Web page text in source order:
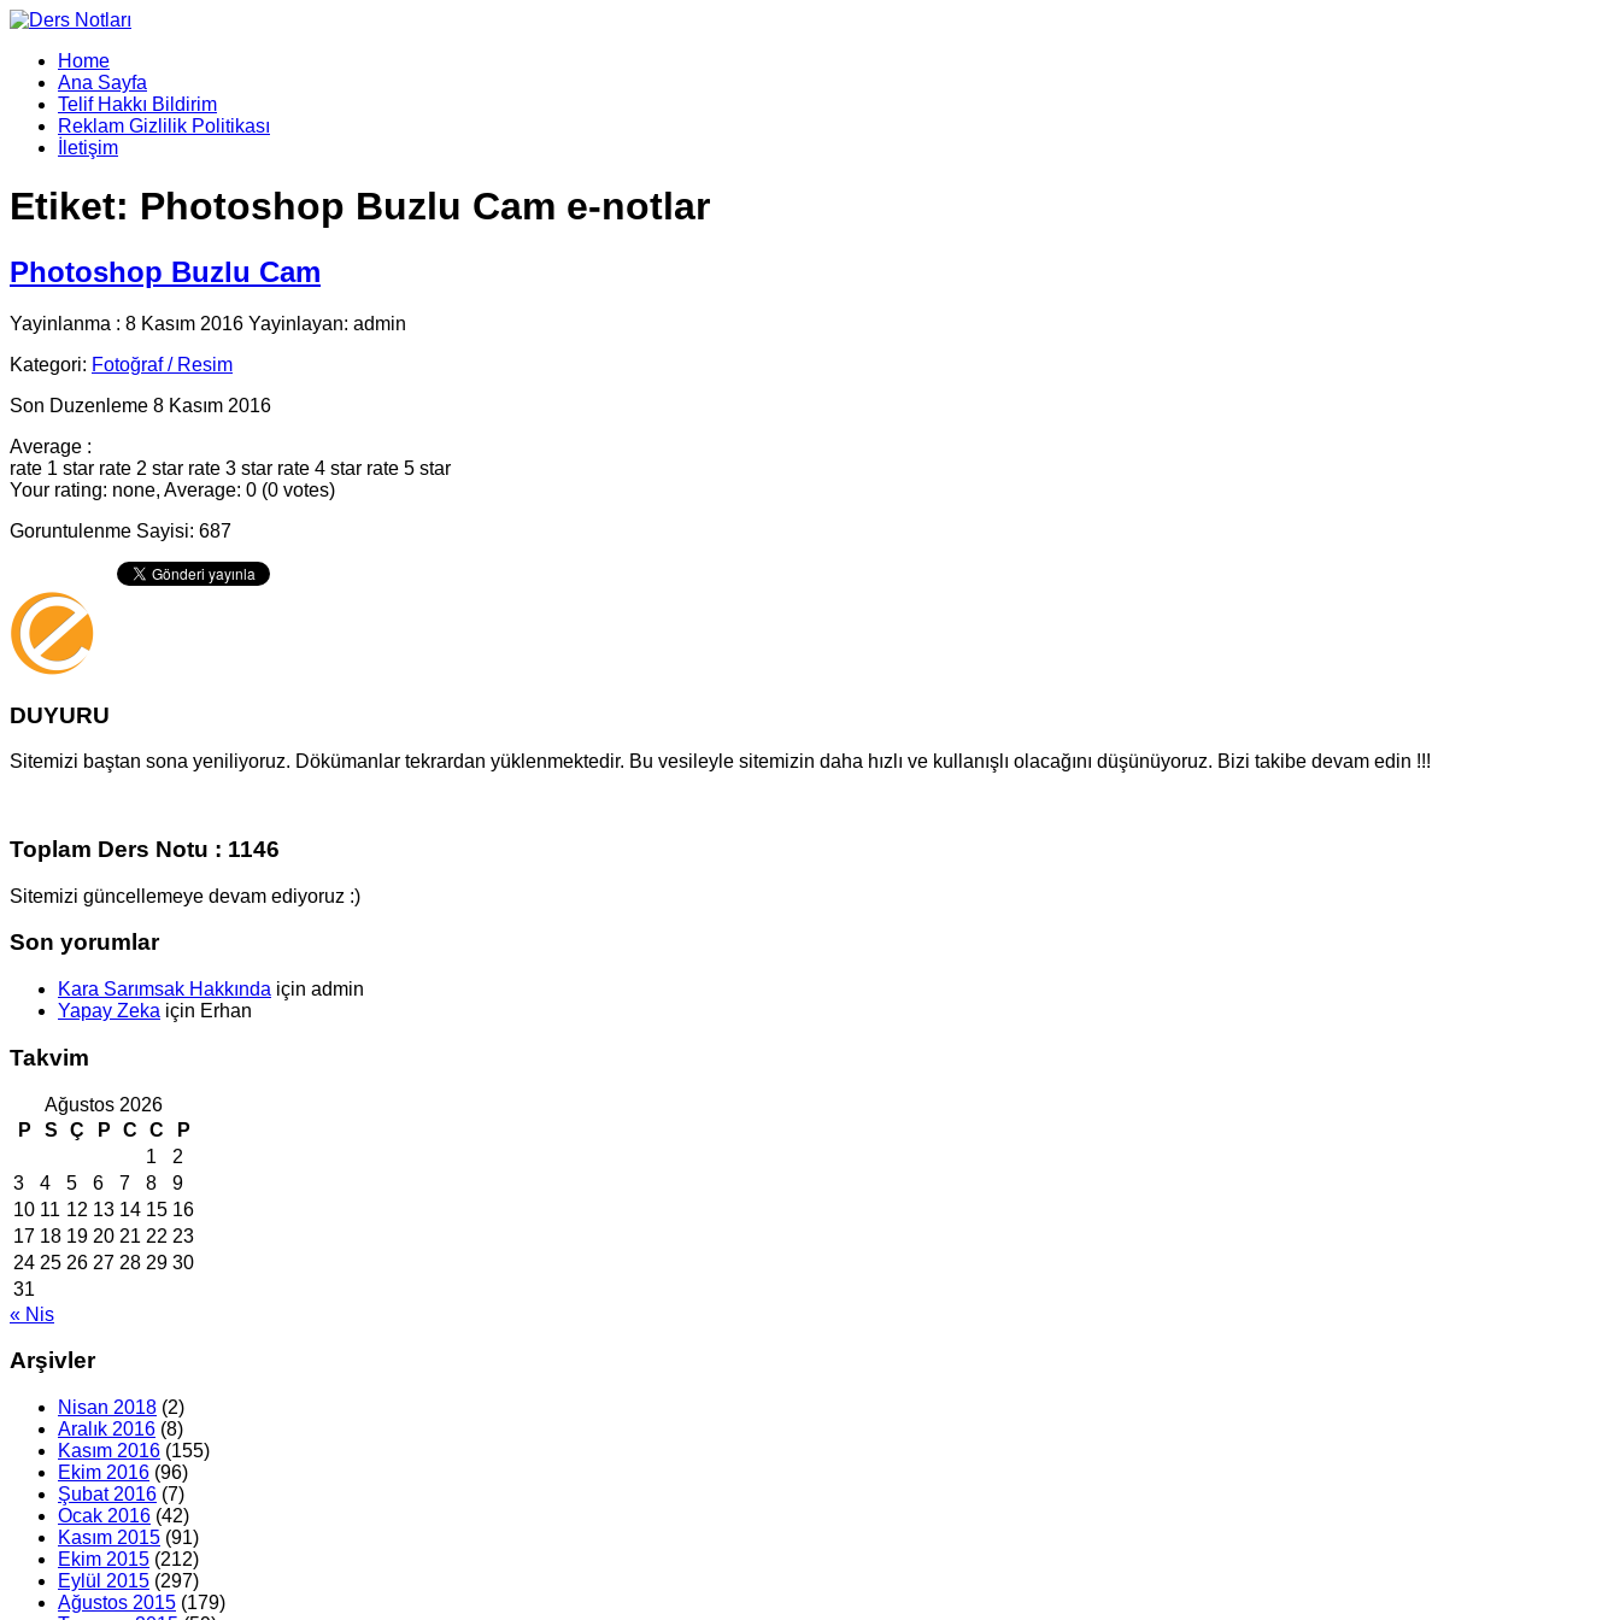
Home
Ana Sayfa
Telif Hakkı Bildirim
Reklam Gizlilik Politikası
İletişim
Etiket: Photoshop Buzlu Cam e-notlar
Photoshop Buzlu Cam
Yayinlanma : 8 Kasım 2016 Yayinlayan: admin
Kategori: Fotoğraf / Resim
Son Duzenleme 8 Kasım 2016
Average :
rate 1 star rate 2 star rate 3 star rate 4 star rate 5 star
Your rating: none, Average: 0 (0 votes)
Goruntulenme Sayisi: 687
DUYURU
Sitemizi baştan sona yeniliyoruz. Dökümanlar tekrardan yüklenmektedir. Bu vesileyle sitemizin daha hızlı ve kullanışlı olacağını düşünüyoruz. Bizi takibe devam edin !!!
Toplam Ders Notu : 1146
Sitemizi güncellemeye devam ediyoruz :)
Son yorumlar
Kara Sarımsak Hakkında için admin
Yapay Zeka için Erhan
Takvim
Ağustos 2026
P
S Ç P C C
P
1
2
3
4 5 6 7 8
9
10 11 12 13 14 15 16
17 18 19 20 21 22 23
24 25 26 27 28 29 30
31
« Nis
Arşivler
Nisan 2018 (2)
Aralık 2016 (8)
Kasım 2016 (155)
Ekim 2016 (96)
Şubat 2016 (7)
Ocak 2016 (42)
Kasım 2015 (91)
Ekim 2015 (212)
Eylül 2015 (297)
Ağustos 2015 (179)